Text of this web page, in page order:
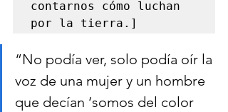
contarnos cómo luchan
por la tierra.]
“No podía ver, solo podía oír la
voz de una mujer y un hombre
que decían ‘somos del color